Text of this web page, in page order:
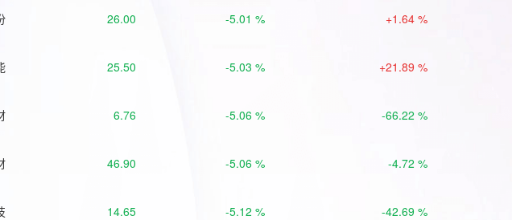
26.00 -5.01 % +1.64 %
25.50 -5.03 % +21.89 %
6.76 -5.06 % -66.22 %
46.90 -5.06 % -4.72 %
14.65 -5.12 % -42.69 %